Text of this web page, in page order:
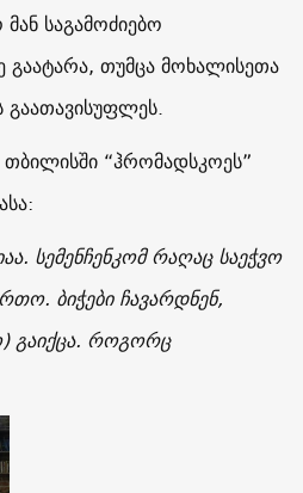
საგამოძიებო
თუმცა მოხალისეთა
თბილისში “ჰრომადსკოეს”
სემენჩენკომ რაღაც საეჭვო
ბიჭები ჩავარდნენ,
გაიქცა. როგორც